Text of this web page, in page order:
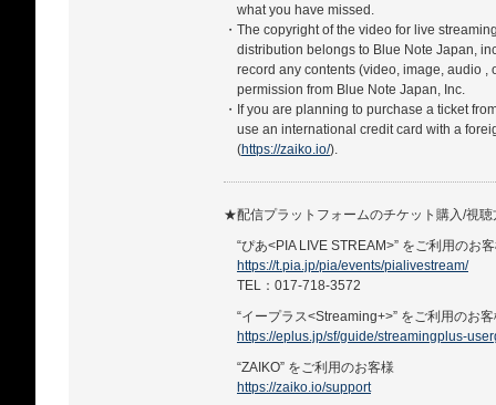
what you have missed.
・The copyright of the video for live
distribution belongs to Blue Note Japan,
record any contents (video, image, audio
permission from Blue Note Japan, Inc.
・If you are planning to purchase a ticket
use an international credit card with a
(https://zaiko.io/).
★配信プラットフォームのチケット購入/視
“ぴあ<PIA LIVE STREAM>” をご利用のお
https://t.pia.jp/pia/events/pialivestream/
TEL：017-718-3572
“イープラス<Streaming+>” をご利用のお
https://eplus.jp/sf/guide/streamingplus-
“ZAIKO” をご利用のお客様
https://zaiko.io/support